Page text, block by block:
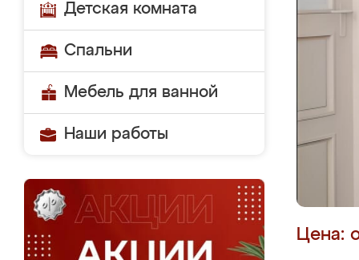
Детская комната
Спальни
Мебель для ванной
Наши работы
Цена: